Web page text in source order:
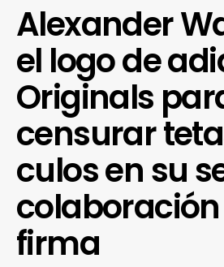
Alexander
el logo de
Originals
censurar
culos en su
firma